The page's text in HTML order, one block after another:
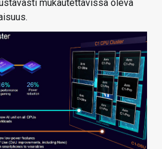
mukautettavissa oleva